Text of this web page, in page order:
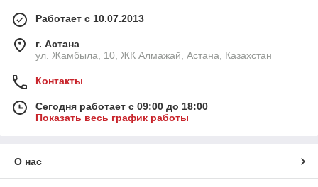
Работает с 10.07.2013
г. Астана
ул. Жамбыла, 10, ЖК Алмажай, Астана, Казахстан
Контакты
Сегодня работает с 09:00 до 18:00
Показать весь график работы
О нас